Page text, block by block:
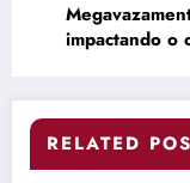
impactando o
RELATED